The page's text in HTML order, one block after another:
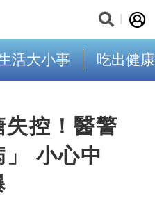
活大小事 吃出健康
控！醫警
小心中